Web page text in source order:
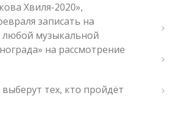
Хвиля-2020»,
записать на
музыкальной
на рассмотрение
тех, кто пройдёт